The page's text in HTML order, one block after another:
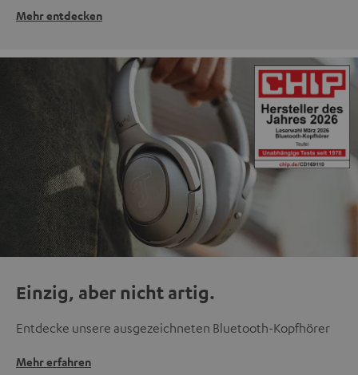
Mehr entdecken
Einzig, aber nicht artig.
Entdecke unsere ausgezeichneten Bluetooth-Kopfhörer
Mehr erfahren